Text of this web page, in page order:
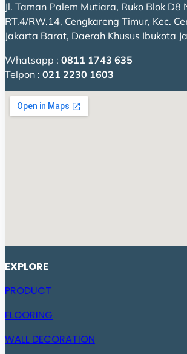
Jl. Taman Palem Mutiara, Ruko Blok D8
RT.4/RW.14, Cengkareng Timur, Kec.
Jakarta Barat, Daerah Khusus Ibukota
Whatsapp : 0811 1743 635
Telpon : 021 2230 1603
EXPLORE
PRODUCT
FLOORING
WALL DECORATION